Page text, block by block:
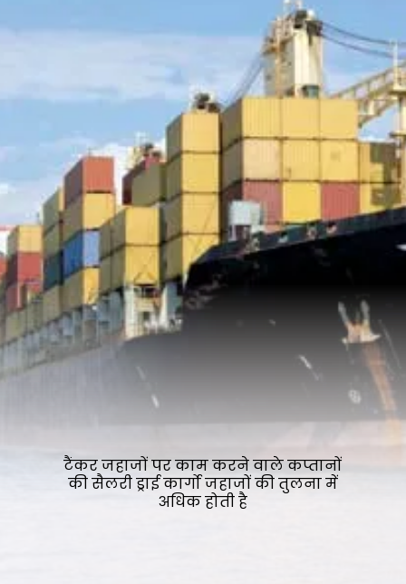
टैंकर जहाजों पर काम करने वाले कप्तानों
की सैलरी ड्राई कार्गो जहाजों की तुलना में
अधिक होती है